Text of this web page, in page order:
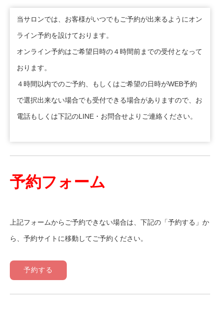
当サロンでは、お客様がいつでもご予約が出来るようにオン
ライン予約を設けております。
オンライン予約はご希望日時の４時間前までの受付となって
おります。
４時間以内でのご予約、もしくはご希望の日時がWEB予約
で選択出来ない場合でも受付できる場合がありますので、お
電話もしくは下記のLINE・お問合せよりご連絡ください。
予約フォーム
上記フォームからご予約できない場合は、下記の「予約する」か
ら、予約サイトに移動してご予約ください。
予約する